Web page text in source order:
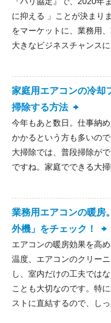
に抑える 」ことが決まり
をマーケットに、業務用
大きなビジネスチャンスに
家庭用エアコンの冷却
掃除する方法
今年もあと数日。仕事納
かかるという方も多いので
大掃除では、普段掃除が
ですね。家庭でできる大
業務用エアコンの暖房
外機」をチェック！
エアコンの暖房効果を高
温度、エアコンのクリー
し、室内だけの工夫では
ことも大切なのです。特
ストに直結するので、し